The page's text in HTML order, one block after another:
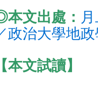
文出處：
政治大學地
【本文試讀】